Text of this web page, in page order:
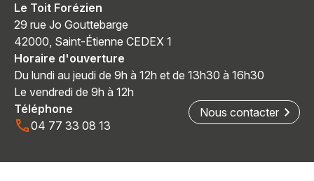
Le Toit Forézien
29 rue Jo Gouttebarge
42000, Saint-Étienne CEDEX 1
Horaire d'ouverture
Du lundi au jeudi de 9h à 12h et de 13h30 à 16h30
Le vendredi de 9h à 12h
Téléphone
04 77 33 08 13
Nous contacter